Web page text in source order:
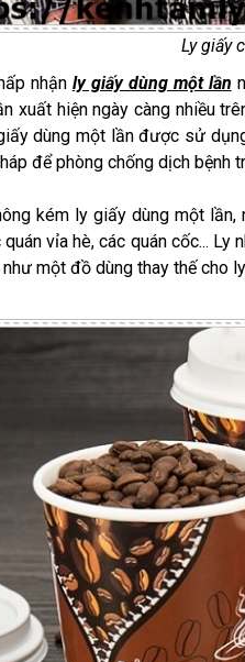
Ly giấy
nhận ly giấy dùng một lần
xuất hiện ngày càng nhiều
dùng một lần được sử
để phòng chống dịch bệnh
kém ly giấy dùng một
vỉa hè, các quán cốc...
một đồ dùng thay thế cho